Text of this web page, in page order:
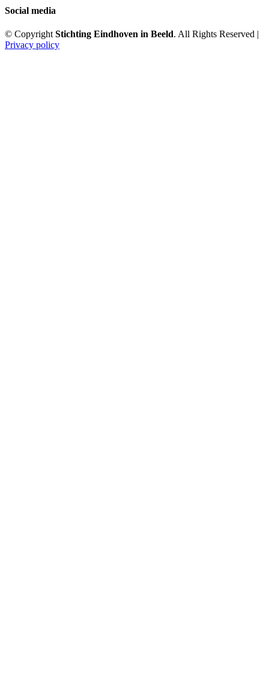
Social media
© CopyrightStichting Eindhoven in Beeld. All Rights Reserved |
Privacy policy